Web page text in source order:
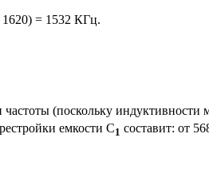
= 1532 КГц.
(поскольку индуктивности
емкости C1 составит: от